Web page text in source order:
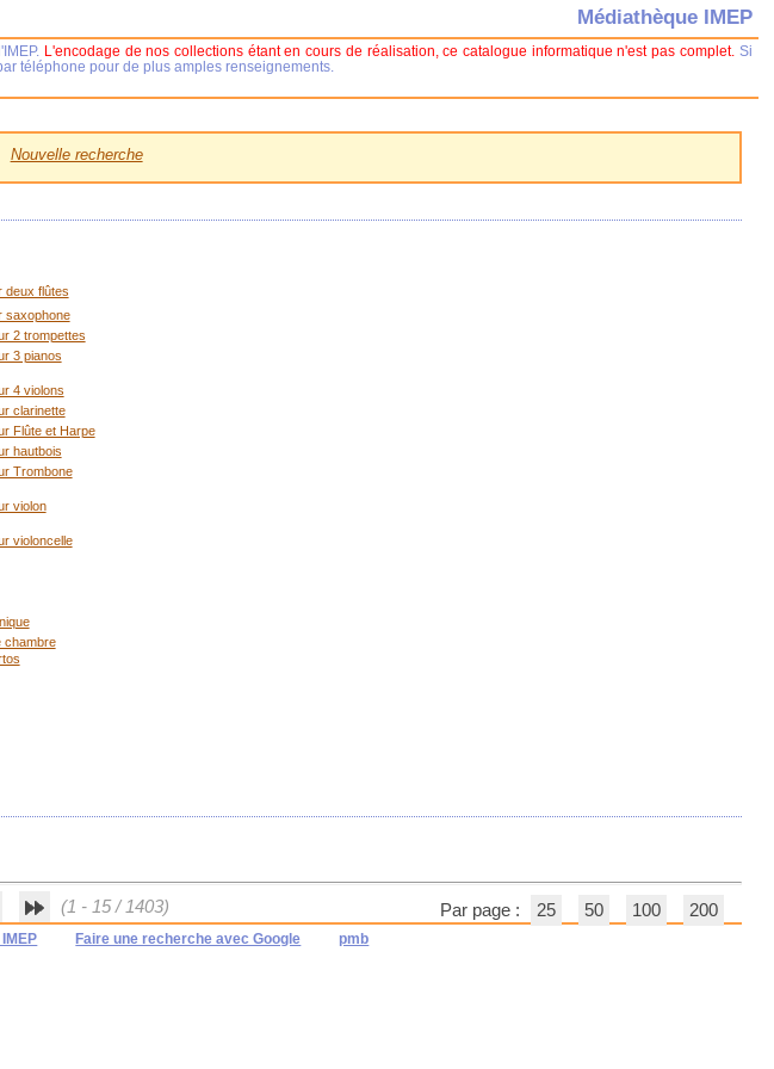
Nouvelle recherche
deux flûtes
saxophone
2 trompettes
3 pianos
4 violons
clarinette
Flûte et Harpe
hautbois
Trombone
violon
violoncelle
chambre
(1 - 15 / 1403) Par page : 25 50 100 200
Faire une recherche avec Google pmb
Médiathèque IMEP
L'encodage de nos collections étant en cours de réalisation, ce catalogue informatique n'est pas complet. Si
téléphone pour de plus amples renseignements.